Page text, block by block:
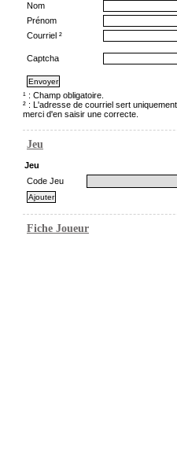
Nom
Prénom
Courriel ²
Captcha
¹ : Champ obligatoire.
² : L'adresse de courriel sert
merci d'en saisir une correcte.
Jeu
Jeu
Code Jeu
Fiche Joueur